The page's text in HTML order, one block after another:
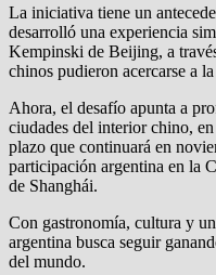
La iniciativa tiene un
desarrolló una experiencia
Kempinski de Beijing, a
chinos pudieron acercarse a
Ahora, el desafío apunta a
ciudades del interior chino,
plazo que continuará en
participación argentina en la
de Shanghái.
Con gastronomía, cultura y
argentina busca seguir
del mundo.